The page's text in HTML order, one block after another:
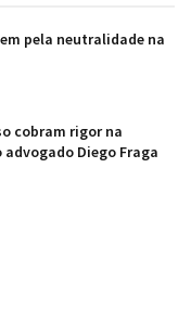
pela neutralidade na
cobram rigor na
Diego Fraga